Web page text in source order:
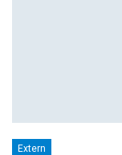
Extern